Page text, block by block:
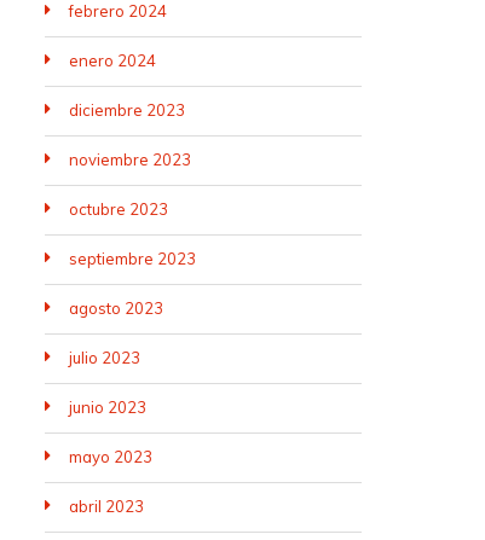
febrero 2024
enero 2024
diciembre 2023
noviembre 2023
octubre 2023
septiembre 2023
agosto 2023
julio 2023
junio 2023
mayo 2023
abril 2023